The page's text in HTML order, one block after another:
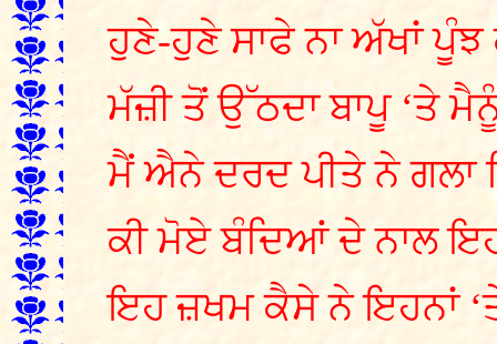
ਹੁਣੇ-ਹੁਣੇ ਸਾਫੇ ਨਾ ਅੱਖਾਂ
ਮੱਜ਼ੀ ਤੋਂ ਉੱਠਦਾ ਬਾਪੂ ‘ਤੇ
ਮੈਂ ਐਨੇ ਦਰਦ ਪੀਤੇ ਨੇ ਗਲਾ
ਕੀ ਮੋਏ ਬੰਦਿਆਂ ਦੇ ਨਾਲ ਇਹ
ਇਹ ਜ਼ਖਮ ਕੈਸੇ ਨੇ ਇਹਨਾਂ